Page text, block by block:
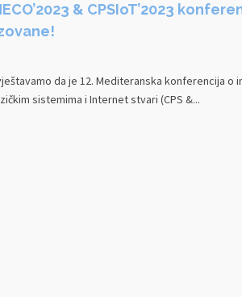
& CPSIoT’2023
da je 12. Mediteranska konferencija o
sistemima i Internet stvari (CPS &...